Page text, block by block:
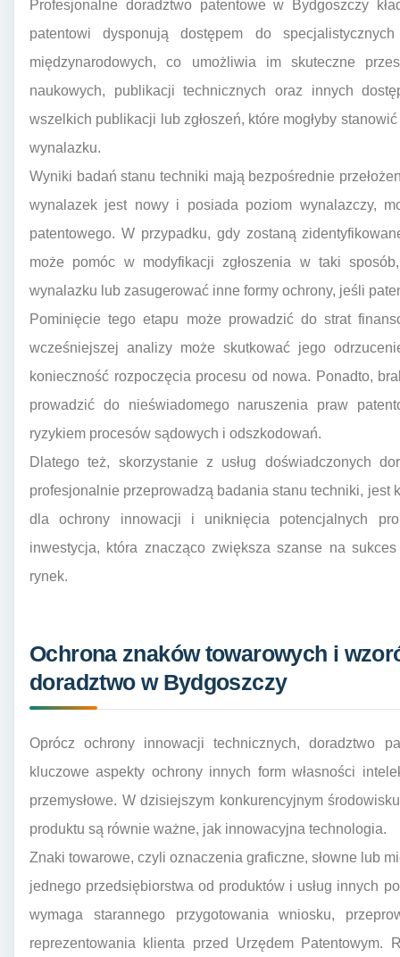
Profesjonalne doradztwo patentowe w Bydgoszczy
patentowi dysponują dostępem do
międzynarodowych, co umożliwia im skuteczne
naukowych, publikacji technicznych oraz innych
wszelkich publikacji lub zgłoszeń, które mogłyby
wynalazku.
Wyniki badań stanu techniki mają bezpośrednie
wynalazek jest nowy i posiada poziom wynalazczy,
patentowego. W przypadku, gdy zostaną
może pomóc w modyfikacji zgłoszenia w taki
wynalazku lub zasugerować inne formy ochrony, jeśli
Pominięcie tego etapu może prowadzić do strat
wcześniejszej analizy może skutkować jego
konieczność rozpoczęcia procesu od nowa. Ponadto,
prowadzić do nieświadomego naruszenia praw
ryzykiem procesów sądowych i odszkodowań.
Dlatego też, skorzystanie z usług doświadczonych
profesjonalnie przeprowadzą badania stanu techniki,
dla ochrony innowacji i uniknięcia potencjalnych
inwestycja, która znacząco zwiększa szanse na
rynek.
Ochrona znaków towarowych i
doradztwo w Bydgoszczy
Oprócz ochrony innowacji technicznych, doradztwo
kluczowe aspekty ochrony innych form własności
przemysłowe. W dzisiejszym konkurencyjnym
produktu są równie ważne, jak innowacyjna technologia.
Znaki towarowe, czyli oznaczenia graficzne, słowne lub
jednego przedsiębiorstwa od produktów i usług innych
wymaga starannego przygotowania wniosku,
reprezentowania klienta przed Urzędem Patentowym.